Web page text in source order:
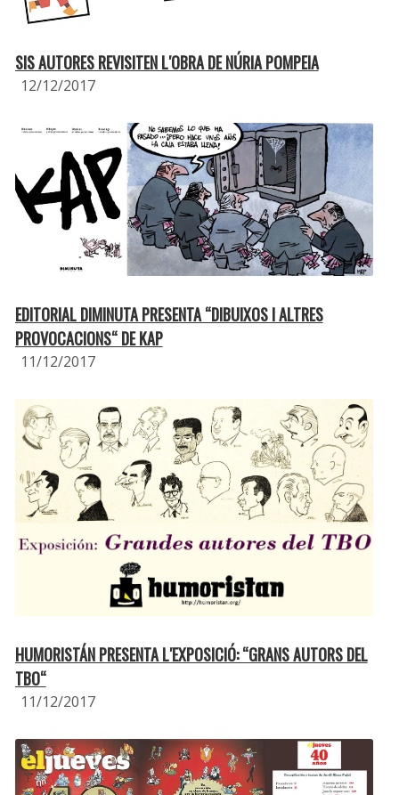
SIS AUTORES REVISITEN L′OBRA DE NÚRIA POMPEIA
12/12/2017
EDITORIAL DIMINUTA PRESENTA “DIBUIXOS I ALTRES
PROVOCACIONS“ DE KAP
11/12/2017
HUMORISTÁN PRESENTA L′EXPOSICIÓ: “GRANS AUTORS DEL
TBO“
11/12/2017